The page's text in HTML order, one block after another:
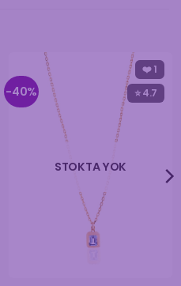
❤️1
⭐ 4.7
-40%
STOKTA YOK